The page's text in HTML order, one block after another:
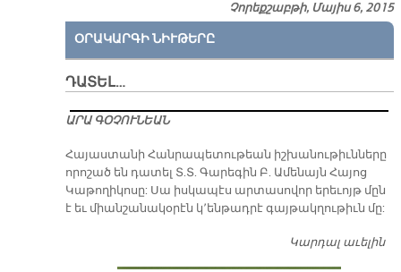
Չորեքշաբթի, Մայիս 6, 2015
ՕՐԱԿԱՐԳԻ ՆԻՒԹԵՐԸ
ԴԱՏԵԼ…
ԱՐԱ ԳՕՉՈՒՆԵԱՆ
​Հայաստանի Հանրապետութեան իշխանութիւնները
որոշած են դատել Տ.Տ. Գարեգին Բ. Ամենայն Հայոց
Կաթողիկոսը: Սա իսկապէս արտասովոր երեւոյթ մըն
է եւ միանշանակօրէն կ՚ենթադրէ գայթակղութիւն մը:
Կարդալ աւելին